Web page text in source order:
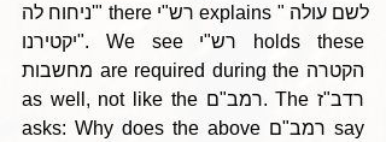
ניחוח לה'" there רש"י explains "לשם עולה
יקטירנו". We see רש"י holds these
מחשבות are required during the הקטרה
as well, not like the רמב"ם. The רדב"ז
asks: Why does the above רמב"ם say